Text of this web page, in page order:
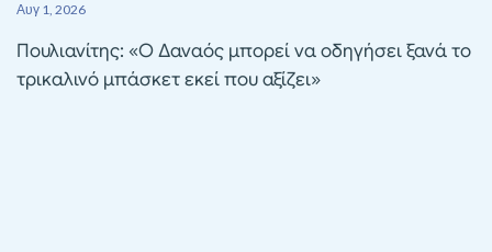
Αυγ 1, 2026
Πουλιανίτης: «Ο Δαναός μπορεί να οδηγήσει ξανά το
τρικαλινό μπάσκετ εκεί που αξίζει»